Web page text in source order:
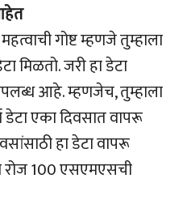
गोष्ट म्हणजे तुम्हाला
मिळतो. जरी हा डेटा
आहे. म्हणजेच, तुम्हाला
एका दिवसात वापरू
हा डेटा वापरू
100 एसएमएसची